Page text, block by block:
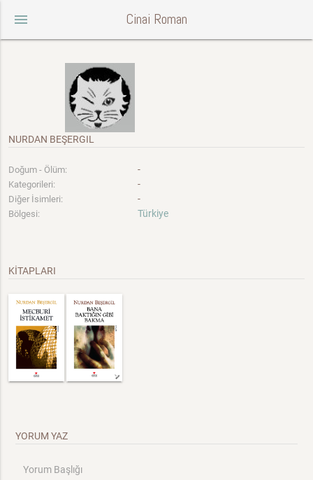
menu Cinai Roman
NURDAN BEŞERGIL
Doğum - Ölüm: -
Kategorileri: -
Diğer İsimleri: -
Bölgesi: Türkiye
KİTAPLARI
YORUM YAZ
Yorum Başlığı